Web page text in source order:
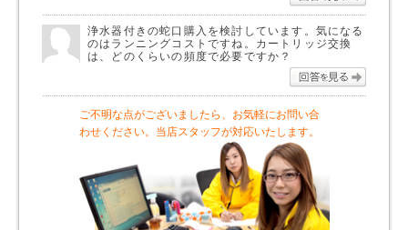
浄水器付きの蛇口購入を検討しています。気になる
のはランニングコストですね。カートリッジ交換
は、どのくらいの頻度で必要ですか？
ご不明な点がございましたら、お気軽にお問い合
わせください。当店スタッフが対応いたします。